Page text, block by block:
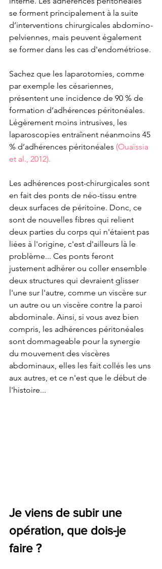
se forment principalement à la suite
d’interventions chirurgicales abdomino-
pelviennes, mais peuvent également
se former dans les cas d'endométriose.
Sachez que les laparotomies, comme
par exemple les césariennes,
présentent une incidence de 90 % de
formation d’adhérences péritonéales.
Légèrement moins intrusives, les
laparoscopies entraînent néanmoins 45
% d’adhérences péritonéales (Ouaïssia
et al., 2012).
Les adhérences post-chirurgicales sont
en fait des ponts de néo-tissu entre
deux surfaces de péritoine. Donc, ce
sont de nouvelles fibres qui relient
deux parties du corps qui n'étaient pas
liées à l'origine, c'est d'ailleurs là le
problème... Ces ponts feront
justement adhérer ou coller ensemble
deux structures qui devraient glisser
l'une sur l'autre, comme un viscère sur
un autre ou un viscère contre la paroi
abdominale. Ainsi, si vous avez bien
compris, les adhérences péritonéales
sont dommageable pour la synergie
du mouvement des viscères
abdominaux, elles les fait collés les uns
aux autres, et ce n'est que le début de
l'histoire...
Je viens de subir une
opération, que dois-je
faire ?